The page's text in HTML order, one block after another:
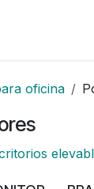
oficina